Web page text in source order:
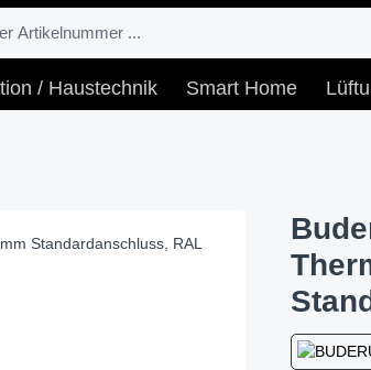
/ Haustechnik Smart Home